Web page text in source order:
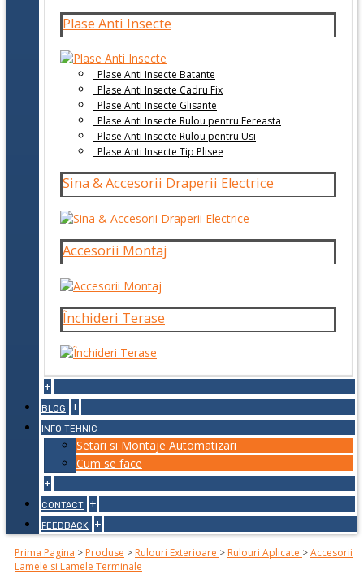
Plase Anti Insecte
Plase Anti Insecte Batante
Plase Anti Insecte Cadru Fix
Plase Anti Insecte Glisante
Plase Anti Insecte Rulou pentru Fereasta
Plase Anti Insecte Rulou pentru Usi
Plase Anti Insecte Tip Plisee
Sina & Accesorii Draperii Electrice
Accesorii Montaj
Închideri Terase
+
BLOG +
INFO TEHNIC
Setari si Montaje Automatizari
Cum se face
+
CONTACT +
FEEDBACK +
Prima Pagina > Produse > Rulouri Exterioare > Rulouri Aplicate >Accesorii
Lamele si Lamele Terminale